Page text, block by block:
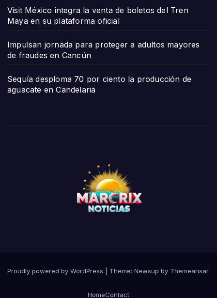
Visit México integra la venta de boletos del Tren
Maya en su plataforma oficial
Impulsan jornada para proteger a adultos mayores
de fraudes en Cancún
Sequía desploma 70 por ciento la producción de
aguacate en Candelaria
Proudly powered by WordPress Theme: Newsup by Themeansar.
HomeContact